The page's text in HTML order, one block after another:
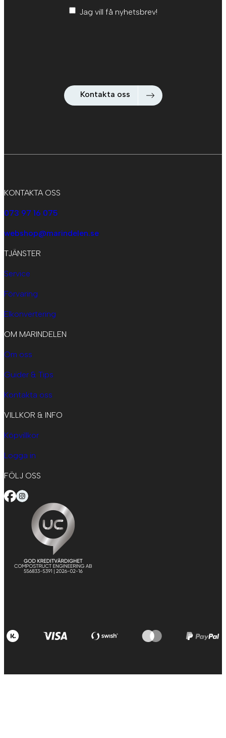
Nyhetsbrev*
Jag vill få nyhetsbrev!
Kontakta oss
KONTAKTA OSS
073 97 16 075
webshop@marindelen.se
TJÄNSTER
Service
Förvaring
Elkonvertering
OM MARINDELEN
Om oss
Guider & Tips
Kontakta oss
VILLKOR & INFO
Köpvillkor
Logga in
FÖLJ OSS